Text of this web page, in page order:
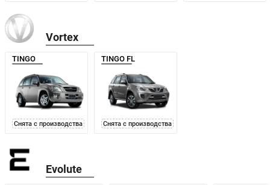
Vortex
TINGO
Снята с производства
TINGO FL
Снята с производства
Evolute